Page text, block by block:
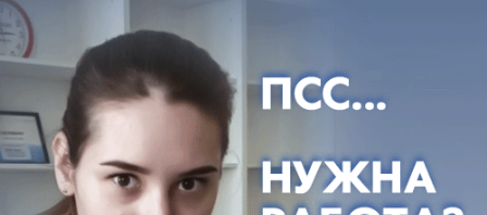
Общество
Конкурс до 200 человек на место: стали
известны самые популярные
направления в КубГУ
На какие направления выстроились очереди
абитуриентов в краснодарском вузе?